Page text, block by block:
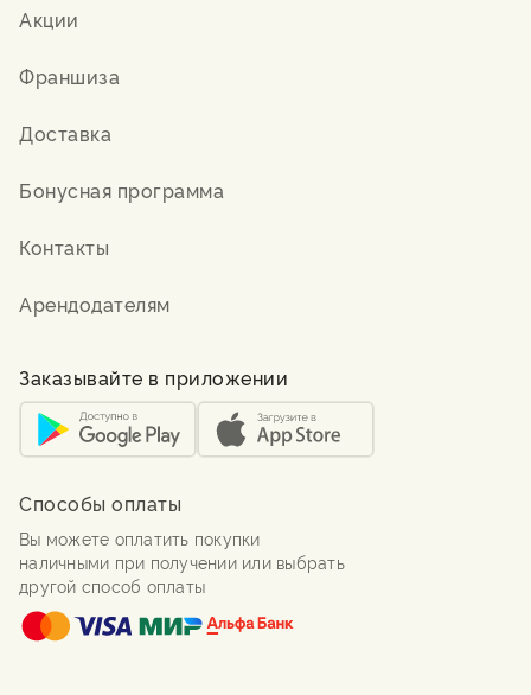
Акции
Франшиза
Доставка
Бонусная программа
Контакты
Арендодателям
Заказывайте в приложении
Способы оплаты
Вы можете оплатить покупки
наличными при получении или выбрать
другой способ оплаты